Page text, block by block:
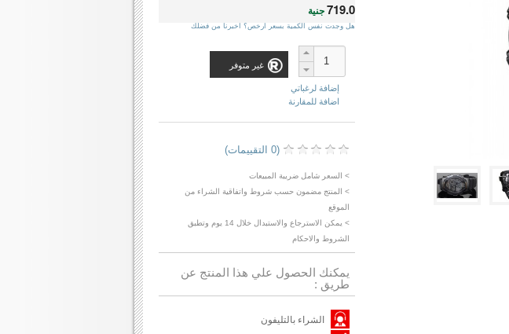
719.0جنية
هل وجدت نفس الكمية بسعر ارخص؟ اخبرنا من فضلك
غير متوفر
إضافة لرغباتي
اضافة للمقارنة
(0 التقييمات)
> السعر شامل ضريبة المبيعات
> المنتج مضمون حسب شروط واتفاقية الشراء من
الموقع
> يمكن الاسترجاع والاستبدال خلال 14 يوم وتطبق
الشروط والاحكام
يمكنك الحصول علي هذا المنتج عن
طريق :
الشراء بالتليفون